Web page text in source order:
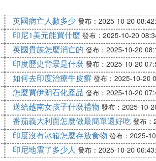
英國病亡人數多少 發布：2025-10-20
印尼1美元能買什麼 發布：2025-10-20
英國貴族怎麼消亡的 發布：2025-10-20
印度歷史背景是什麼 發布：2025-10-20
如何去印度治療牛皮癬 發布：2025-10-20
怎麼買伊朗石化產品 發布：2025-10-20
送給越南女孩子什麼禮物 發布：2025-10-
番茄義大利面怎麼做最簡單還好吃 發布：
印度沒有冰箱怎麼存放食物 發布：2025-
印尼地震了多少人 發布：2025-10-20